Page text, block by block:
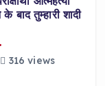
बाद तुम्हारी शादी
316 views